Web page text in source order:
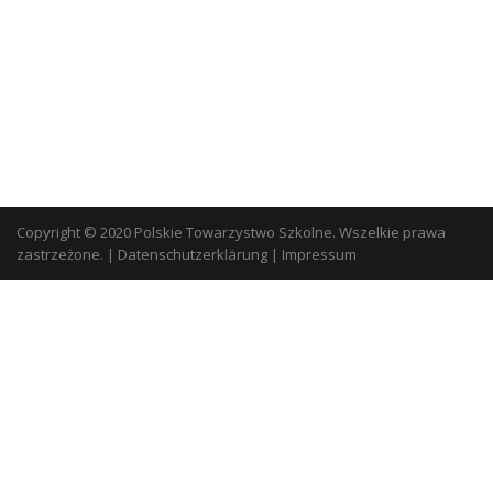
Copyright © 2020 Polskie Towarzystwo Szkolne. Wszelkie prawa
zastrzeżone. | Datenschutzerklärung | Impressum